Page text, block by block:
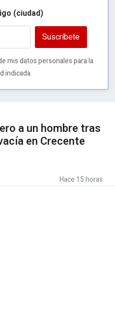
(ciudad)
Suscríbete
mis datos personales para la
indicada.
a un hombre tras
en Crecente
Hace 15 horas